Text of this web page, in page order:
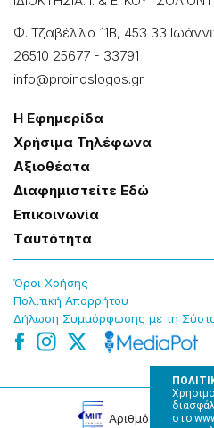
στο
Φ. Τζαβέλλα 11Β, 453 33
26510 25677 - 33791
info@proinoslogos.gr
Η Εφημερίδα
Χρήσɩμα Τηλέφωνα
Αξɩοθέατα
Δɩαφημɩστείτε Εδώ
Επɩκοɩνωνία
Tαυτότητα
Όροɩ Χρήσης
Πολɩτɩκή Απορρήτου
Δήλωση Συμμόρφωσης με τη
Αρɩθμός